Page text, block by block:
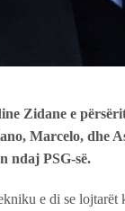
Zidane e
Marcelo, dhe
ndaj PSG-së.
e di se lojtarët